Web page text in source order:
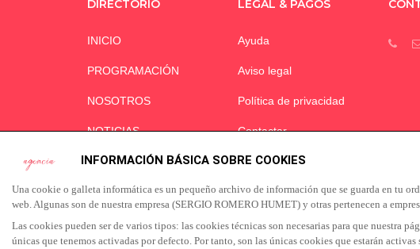
DIRECTORIO
INICIO
PROGRAMACIÓN
NOSOTROS
NOTICIAS
ÁREA CLIENTES
CONTACTO
LEGAL & PAGOS
Ayuda
Aviso legal
Política de privacidad
Contactar
INFORMACIÓN BÁSICA SOBRE COOKIES
Una cookie o galleta informática es un pequeño archivo de información que se guarda en tu
web. Algunas son de nuestra empresa (SERGIO ROMERO HUMET) y otras pertenecen a
Las cookies pueden ser de varios tipos: las cookies técnicas son necesarias para que nuestra
únicas que tenemos activadas por defecto. Por tanto, son las únicas cookies que estarán